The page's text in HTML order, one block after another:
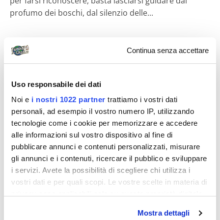
Continua senza accettare
Uso responsabile dei dati
Noi e i nostri 1022 partner trattiamo i vostri dati
personali, ad esempio il vostro numero IP, utilizzando
tecnologie come i cookie per memorizzare e accedere
alle informazioni sul vostro dispositivo al fine di
pubblicare annunci e contenuti personalizzati, misurare
gli annunci e i contenuti, ricercare il pubblico e sviluppare
i servizi. Avete la possibilità di scegliere chi utilizza i
vostri dati e per quali scopi. Le vostre scelte in materia di
modificare o revocare il proprio consenso in qualsiasi
Mostra dettagli
profumo dei boschi, dal silenzio delle...
Destinazioni
Matteo Meliconi
Tra boschi, laghi e tradizioni: un viaggio
nel cuore più genuino del Trentino